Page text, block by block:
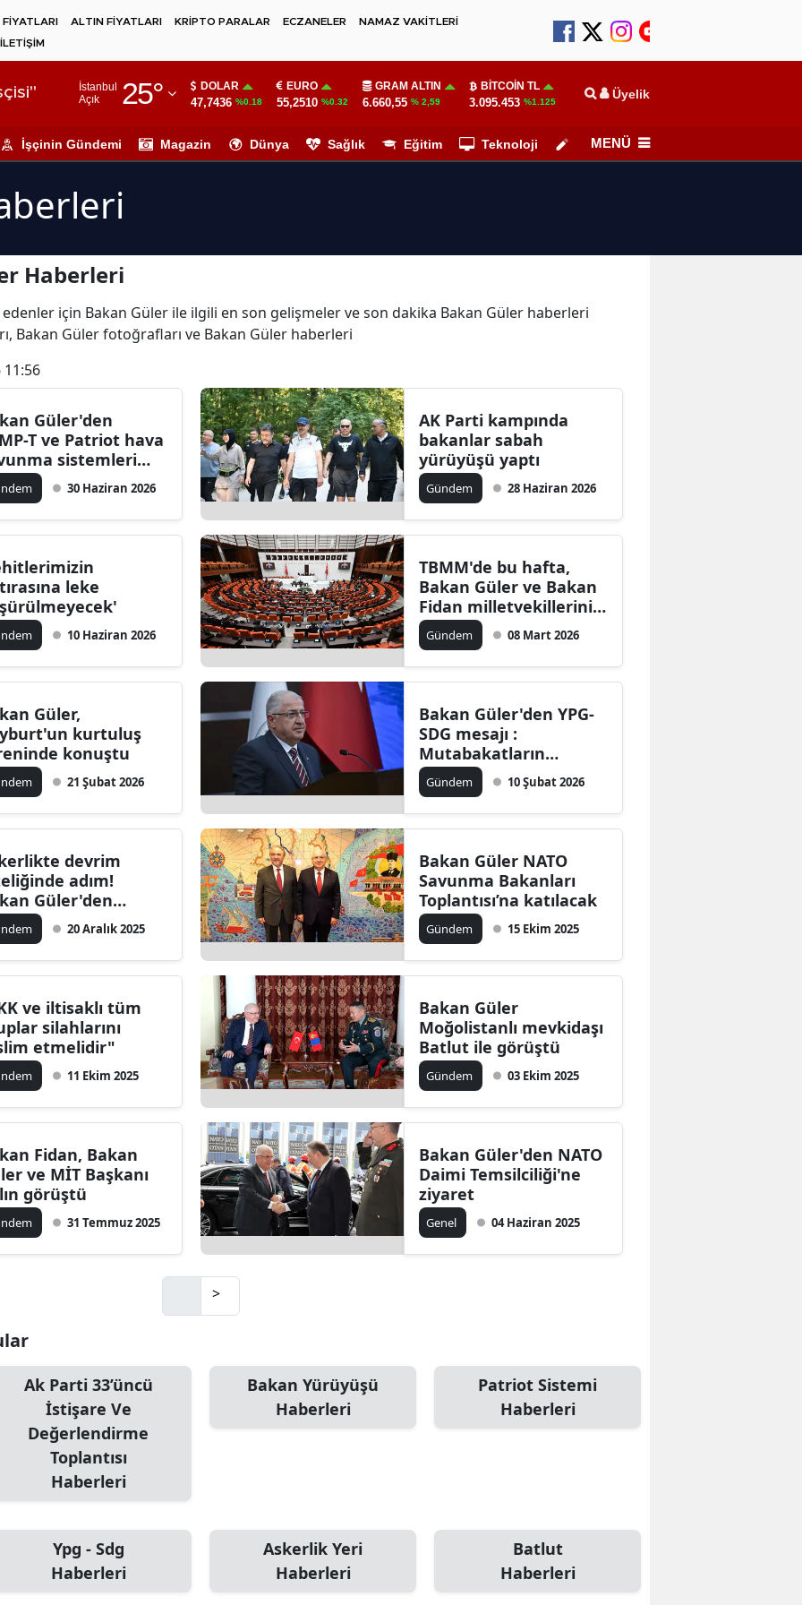
ALTIN FİYATLARI KRİPTO PARALAR ECZANELER
NAMAZ VAKİTLERİ
İLETİŞİM
İstanbul
Açık
25°
Adıyaman
Ağrı
Amasya
Antalya
Artvin
Balıkesir
Bilecik
Bingöl
Bitlis
Bolu
Bursa
Çanakkale
Çankırı
Denizli
Diyarbakır
Edirne
Elazığ
Erzincan
Erzurum
Eskişehir
Gaziantep
Giresun
Gümüşhane
Hakkari
Hatay
Mersin
Kastamonu
Kayseri
Kırklareli
Kırşehir
Konya
Kütahya
DOLAR
47,7436 %0.18
EURO
55,2510 %0.32
GRAM ALTIN
6.660,55 % 2,59
BITCOIN TL
3.095.453 %1.125 Üyelik
İşçinin Gündemi Magazin Dünya Sağlık Eğitim Teknoloji Köşe Yazarları
MENÜ
Haberleri
için Bakan Güler ile ilgili en son gelişmeler ve son dakika Bakan Güler haberleri
Bakan Güler fotoğrafları ve Bakan Güler haberleri
11:56
Güler'den
T ve Patriot hava
sistemleri
alım mesajı30 Haziran 2026
AK Parti kampında
bakanlar sabah
yürüyüşü yaptı
Gündem 28 Haziran 2026
leke
10 Haziran 2026
TBMM'de bu hafta,
Bakan Güler ve Bakan
Fidan milletvekillerini
bilgilendirecek
Gündem 08 Mart 2026
Güler,
kurtuluş
konuştu
21 Şubat 2026
Bakan Güler'den YPG-
SDG mesajı :
Mutabakatların
gereklerine uymalı!
Gündem 10 Şubat 2026
devrim
adım!
Güler'den
açıklama
20 Aralık 2025
Bakan Güler NATO
Savunma Bakanları
Toplantısı’na katılacak
Gündem 15 Ekim 2025
ve iltisaklı tüm
silahlarını
etmelidir"
11 Ekim 2025
Bakan Güler
Moğolistanlı mevkidaşı
Batlut ile görüştü
Gündem 03 Ekim 2025
Fidan, Bakan
ve MİT Başkanı
görüştü
31 Temmuz 2025
Bakan Güler'den NATO
Daimi Temsilciliği'ne
ziyaret
Genel 04 Haziran 2025
>
Ak Parti 33’üncü
İstişare Ve
Değerlendirme
Toplantısı
Haberleri
Bakan Yürüyüşü
Haberleri
Patriot Sistemi
Haberleri
Ypg - Sdg
Haberleri
Askerlik Yeri
Haberleri
Batlut
Haberleri